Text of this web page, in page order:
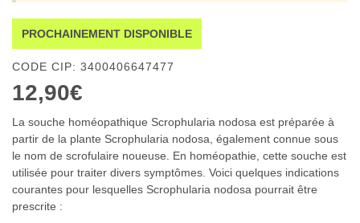
PROCHAINEMENT DISPONIBLE
CODE CIP: 3400406647477
12,90€
La souche homéopathique Scrophularia nodosa est préparée à
partir de la plante Scrophularia nodosa, également connue sous
le nom de scrofulaire noueuse. En homéopathie, cette souche est
utilisée pour traiter divers symptômes. Voici quelques indications
courantes pour lesquelles Scrophularia nodosa pourrait être
prescrite :